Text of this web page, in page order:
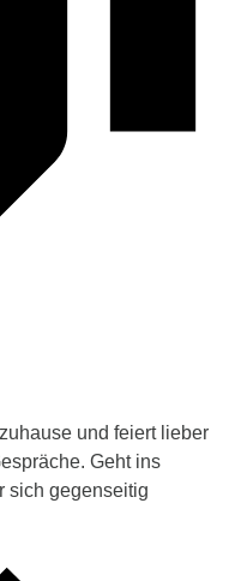
und feiert lieber
Geht ins
sich gegenseitig